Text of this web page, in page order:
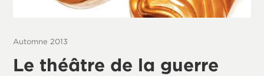
Automne 2013
Le théâtre de la guerre